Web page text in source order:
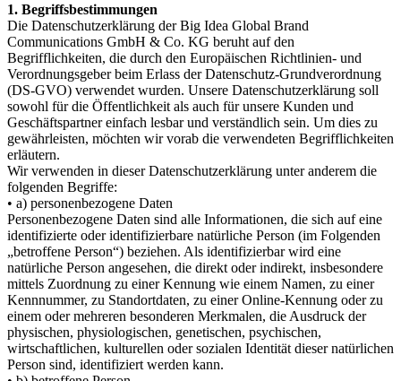
1. Begriffsbestimmungen
Die Datenschutzerklärung der Big Idea Global Brand
Communications GmbH & Co. KG beruht auf den
Begrifflichkeiten, die durch den Europäischen Richtlinien- und
Verordnungsgeber beim Erlass der Datenschutz-Grundverordnung
(DS-GVO) verwendet wurden. Unsere Datenschutzerklärung soll
sowohl für die Öffentlichkeit als auch für unsere Kunden und
Geschäftspartner einfach lesbar und verständlich sein. Um dies zu
gewährleisten, möchten wir vorab die verwendeten Begrifflichkeiten
erläutern.
Wir verwenden in dieser Datenschutzerklärung unter anderem die
folgenden Begriffe:
• a) personenbezogene Daten
Personenbezogene Daten sind alle Informationen, die sich auf eine
identifizierte oder identifizierbare natürliche Person (im Folgenden
„betroffene Person“) beziehen. Als identifizierbar wird eine
natürliche Person angesehen, die direkt oder indirekt, insbesondere
mittels Zuordnung zu einer Kennung wie einem Namen, zu einer
Kennnummer, zu Standortdaten, zu einer Online-Kennung oder zu
einem oder mehreren besonderen Merkmalen, die Ausdruck der
physischen, physiologischen, genetischen, psychischen,
wirtschaftlichen, kulturellen oder sozialen Identität dieser natürlichen
Person sind, identifiziert werden kann.